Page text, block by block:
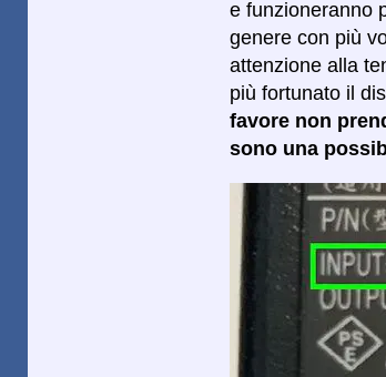
e funzioneranno
genere con più
attenzione alla
più fortunato il
favore non
sono una